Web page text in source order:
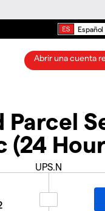
Español
Abrir una cuenta
Parcel
(24
UPS.N